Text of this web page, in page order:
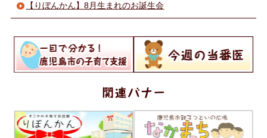
【りぼんかん】8月生まれのお誕生会